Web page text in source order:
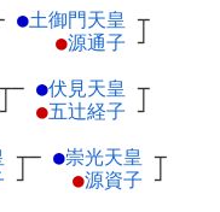
●土御門天皇 ┬
●源通子 ┘
┬
┘
─ ●伏見天皇 ┬
●五辻経子 ┘
┬
┘
─ ●崇光天皇 ┬
●源資子 ┘